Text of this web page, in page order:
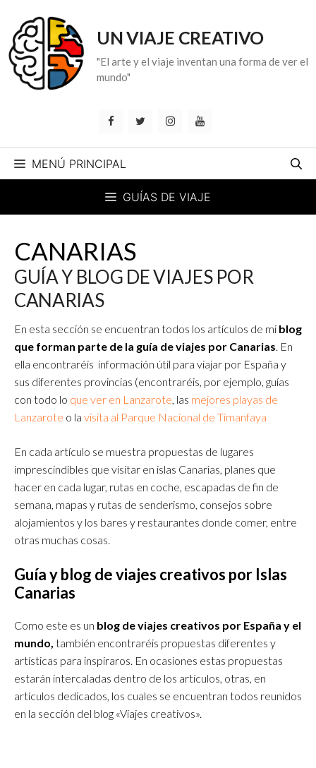
contenido
UN VIAJE CREATIVO
"El arte y el viaje inventan una forma de ver el
mundo"
MENÚ PRINCIPAL
GUÍAS DE VIAJE
CANARIAS
GUÍA Y BLOG DE VIAJES POR
CANARIAS
En esta sección se encuentran todos los artículos de mi blog
que forman parte de la guía de viajes por Canarias. En
ella encontraréis información útil para viajar por España y
sus diferentes provincias (encontraréis, por ejemplo, guías
con todo lo que ver en Lanzarote, las mejores playas de
Lanzarote o la visita al Parque Nacional de Timanfaya
En cada artículo se muestra propuestas de lugares
imprescindibles que visitar en islas Canarias, planes que
hacer en cada lugar, rutas en coche, escapadas de fin de
semana, mapas y rutas de senderismo, consejos sobre
alojamientos y los bares y restaurantes donde comer, entre
otras muchas cosas.
Guía y blog de viajes creativos por Islas
Canarias
Como este es un blog de viajes creativos por España y el
mundo, también encontraréis propuestas diferentes y
artísticas para inspiraros. En ocasiones estas propuestas
estarán intercaladas dentro de los artículos, otras, en
artículos dedicados, los cuales se encuentran todos reunidos
en la sección del blog «Viajes creativos».